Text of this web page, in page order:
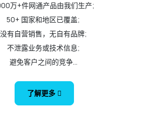
万+件网通产品由我们生产;
50+ 国家和地区已覆盖;
没有自营销售，无自有品牌;
不泄露业务或技术信息;
避免客户之间的竞争...
了解更多